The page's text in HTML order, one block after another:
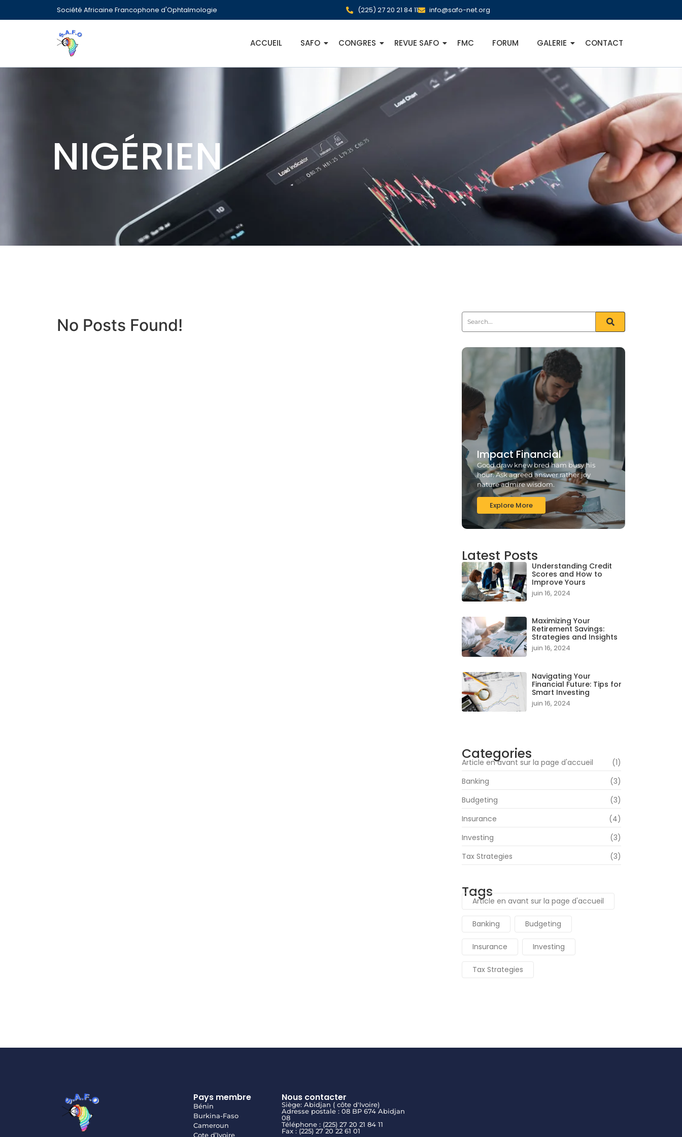
Société Africaine Francophone d'Ophtalmologie (225) 27 20 21 84 11 info@safo-net.org
ACCUEIL SAFO CONGRES REVUE SAFO FMC FORUM GALERIE CONTACT
NIGÉRIEN
No Posts Found!
Impact Financial
Good draw knew bred ham busy his
hour. Ask agreed answer rather joy
nature admire wisdom.
Explore More
Latest Posts
Understanding Credit
Scores and How to
Improve Yours
juin 16, 2024
Maximizing Your
Retirement Savings:
Strategies and Insights
juin 16, 2024
Navigating Your
Financial Future: Tips for
Smart Investing
juin 16, 2024
Categories
Article en avant sur la page d'accueil
(1)
Banking
(3)
Budgeting
(3)
Insurance
(4)
Investing
(3)
Tax Strategies
(3)
Tags
Article en avant sur la page d'accueil
Banking Budgeting
Insurance Investing
Tax Strategies
Pays membre
Bénin
Burkina-Faso
Cameroun
Cote d’Ivoire
Nous contacter
Siège: Abidjan ( côte d'Ivoire)
Adresse postale : 08 BP 674 Abidjan
08
Téléphone : (225) 27 20 21 84 11
Fax : (225) 27 20 22 61 01